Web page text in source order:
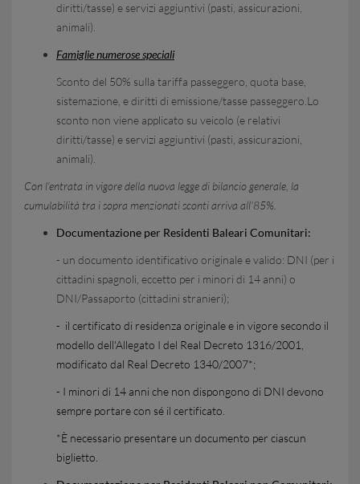
diritti/tasse) e servizi aggiuntivi (pasti, assicurazioni,
animali).
Famiglie numerose speciali
Sconto del 50% sulla tariffa passeggero, quota base,
sistemazione, e diritti di emissione/tasse passeggero.Lo
sconto non viene applicato su veicolo (e relativi
diritti/tasse) e servizi aggiuntivi (pasti, assicurazioni,
animali).
Con l'entrata in vigore della nuova legge di bilancio generale, la
cumulabilità tra i sopra menzionati sconti arriva all'85%.
Documentazione per Residenti Baleari Comunitari:
- un documento identificativo originale e valido: DNI (per i
cittadini spagnoli, eccetto per i minori di 14 anni) o
DNI/Passaporto (cittadini stranieri);
- il certificato di residenza originale e in vigore secondo il
modello dell'Allegato I del Real Decreto 1316/2001,
modificato dal Real Decreto 1340/2007*;
- I minori di 14 anni che non dispongono di DNI devono
sempre portare con sé il certificato.
*È necessario presentare un documento per ciascun
biglietto.